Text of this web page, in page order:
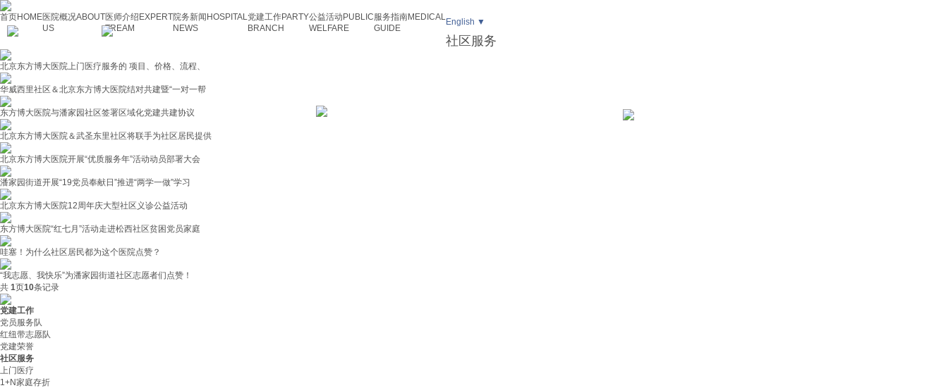
首页HOME医院概况ABOUT
US
医师介绍 EXPERT
TREAM
院务新闻 HOSPITAL
NEWS
党建工作PARTY
BRANCH
公益活动 PUBLIC
WELFARE
服务指南MEDICAL
GUIDE
English ▼
社区服务
北京东方博大医院上门医疗服务的 项目、价格、流程、
华威西里社区＆北京东方博大医院结对共建暨“一对一帮
东方博大医院与潘家园社区签署区域化党建共建协议
北京东方博大医院＆武圣东里社区将联手为社区居民提供
北京东方博大医院开展“优质服务年”活动动员部署大会
潘家园街道开展“19党员奉献日”推进“两学一做”学习
北京东方博大医院12周年庆大型社区义诊公益活动
东方博大医院“红七月”活动走进松西社区贫困党员家庭
哇塞！为什么社区居民都为这个医院点赞？
“我志愿、我快乐”为潘家园街道社区志愿者们点赞！
共 1页10条记录
党建工作
党员服务队
红纽带志愿队
党建荣誉
社区服务
上门医疗
1+N家庭存折